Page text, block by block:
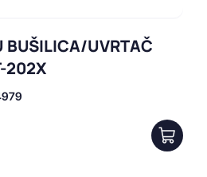
BUŠILICA/UVRTAČ
202X